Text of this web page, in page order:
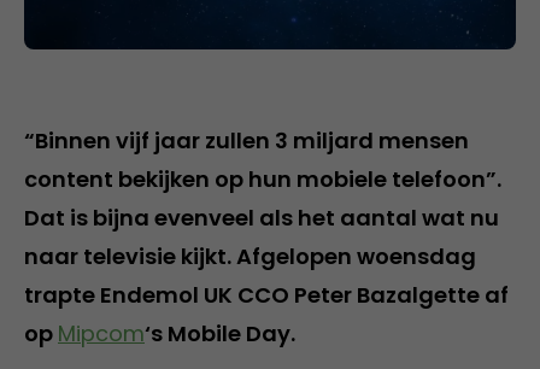
“Binnen vijf jaar zullen 3 miljard mensen
content bekijken op hun mobiele telefoon”.
Dat is bijna evenveel als het aantal wat nu
naar televisie kijkt. Afgelopen woensdag
trapte Endemol UK CCO Peter Bazalgette af
op Mipcom‘s Mobile Day.